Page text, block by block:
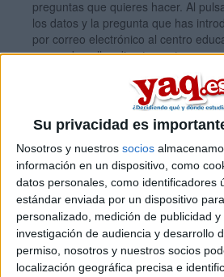
Su privacidad es
Nosotros y nuestros socios
información en un dispositivo, como
datos personales, como identificadores
estándar enviada por un dispositivo
personalizado, medición de publicidad y
investigación de audiencia y desarrollo
permiso, nosotros y nuestros socios
localización geográfica precisa e
preguntas que quieres hacer. Al
los datos y la pregunta que has
por correo electrónico al centro
respondan ellos directamente.
Tus apellidos:
Tu email:*
¿Qué quieres preguntar?*